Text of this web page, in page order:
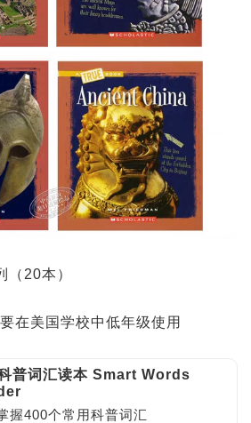
（20本）
在美国学校中低年级使用
普词汇读本 Smart Words
握400个常用科普词汇